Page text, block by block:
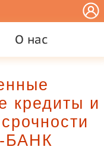
О нас
кредиты и
БАНК